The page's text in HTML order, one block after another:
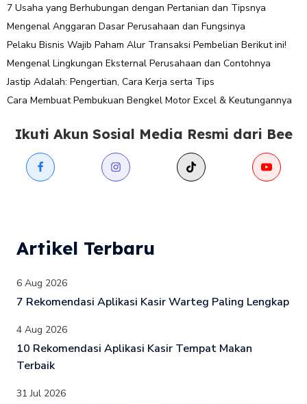
7 Usaha yang Berhubungan dengan Pertanian dan Tipsnya
Mengenal Anggaran Dasar Perusahaan dan Fungsinya
Pelaku Bisnis Wajib Paham Alur Transaksi Pembelian Berikut ini!
Mengenal Lingkungan Eksternal Perusahaan dan Contohnya
Jastip Adalah: Pengertian, Cara Kerja serta Tips
Cara Membuat Pembukuan Bengkel Motor Excel & Keutungannya
Ikuti Akun Sosial Media Resmi dari Bee
Artikel Terbaru
6 Aug 2026
7 Rekomendasi Aplikasi Kasir Warteg Paling Lengkap
4 Aug 2026
10 Rekomendasi Aplikasi Kasir Tempat Makan
Terbaik
31 Jul 2026